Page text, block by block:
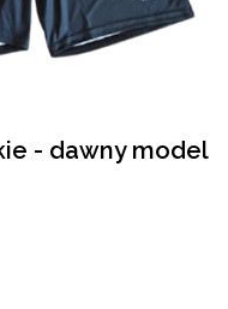
- dawny model